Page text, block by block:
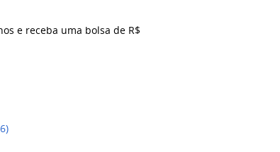
e receba uma bolsa de R$